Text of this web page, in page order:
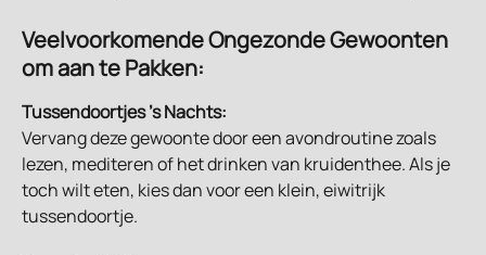
Veelvoorkomende Ongezonde Gewoonten
om aan te Pakken:
Tussendoortjes 's Nachts:
Vervang deze gewoonte door een avondroutine zoals
lezen, mediteren of het drinken van kruidenthee. Als je
toch wilt eten, kies dan voor een klein, eiwitrijk
tussendoortje.